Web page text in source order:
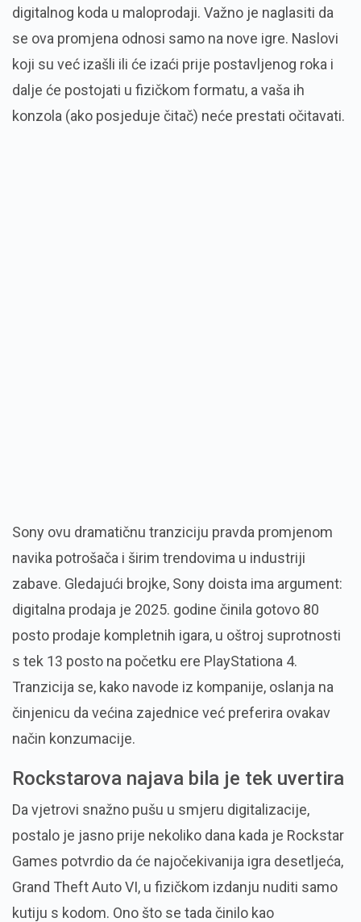
digitalnog koda u maloprodaji. Važno je naglasiti da
se ova promjena odnosi samo na nove igre. Naslovi
koji su već izašli ili će izaći prije postavljenog roka i
dalje će postojati u fizičkom formatu, a vaša ih
konzola (ako posjeduje čitač) neće prestati očitavati.
Sony ovu dramatičnu tranziciju pravda promjenom
navika potrošača i širim trendovima u industriji
zabave. Gledajući brojke, Sony doista ima argument:
digitalna prodaja je 2025. godine činila gotovo 80
posto prodaje kompletnih igara, u oštroj suprotnosti
s tek 13 posto na početku ere PlayStationa 4.
Tranzicija se, kako navode iz kompanije, oslanja na
činjenicu da većina zajednice već preferira ovakav
način konzumacije.
Rockstarova najava bila je tek uvertira
Da vjetrovi snažno pušu u smjeru digitalizacije,
postalo je jasno prije nekoliko dana kada je Rockstar
Games potvrdio da će najočekivanija igra desetljeća,
Grand Theft Auto VI, u fizičkom izdanju nuditi samo
kutiju s kodom. Ono što se tada činilo kao